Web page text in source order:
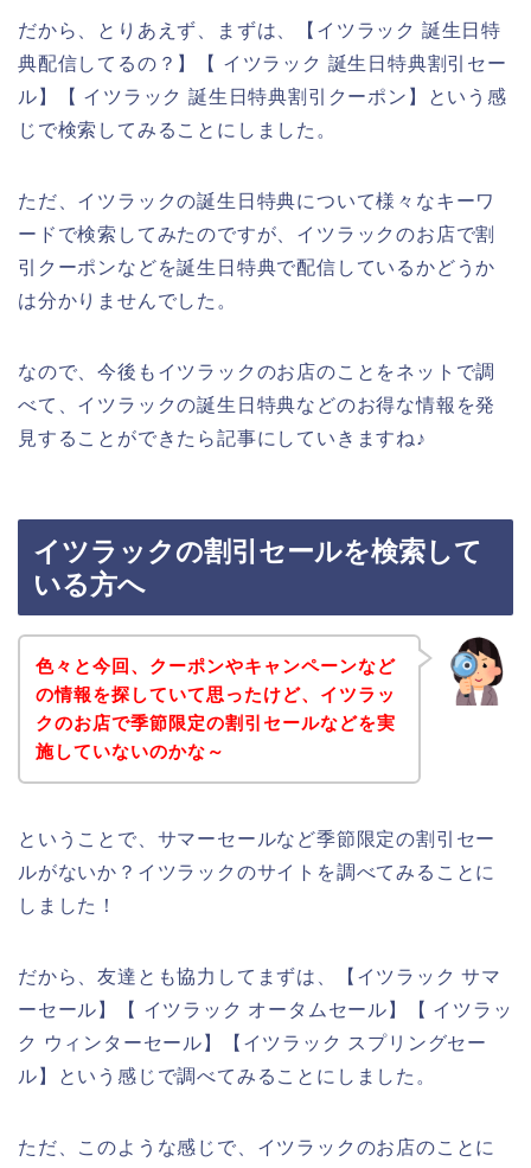
だから、とりあえず、まずは、【イツラック 誕生日特
典配信してるの？】【 イツラック 誕生日特典割引セー
ル】【 イツラック 誕生日特典割引クーポン】という感
じで検索してみることにしました。
ただ、イツラックの誕生日特典について様々なキーワ
ードで検索してみたのですが、イツラックのお店で割
引クーポンなどを誕生日特典で配信しているかどうか
は分かりませんでした。
なので、今後もイツラックのお店のことをネットで調
べて、イツラックの誕生日特典などのお得な情報を発
見することができたら記事にしていきますね♪
イツラックの割引セールを検索して
いる方へ
色々と今回、クーポンやキャンペーンなど
の情報を探していて思ったけど、イツラッ
クのお店で季節限定の割引セールなどを実
施していないのかな～
ということで、サマーセールなど季節限定の割引セー
ルがないか？イツラックのサイトを調べてみることに
しました！
だから、友達とも協力してまずは、【イツラック サマ
ーセール】【 イツラック オータムセール】【 イツラッ
ク ウィンターセール】【イツラック スプリングセー
ル】という感じで調べてみることにしました。
ただ、このような感じで、イツラックのお店のことに